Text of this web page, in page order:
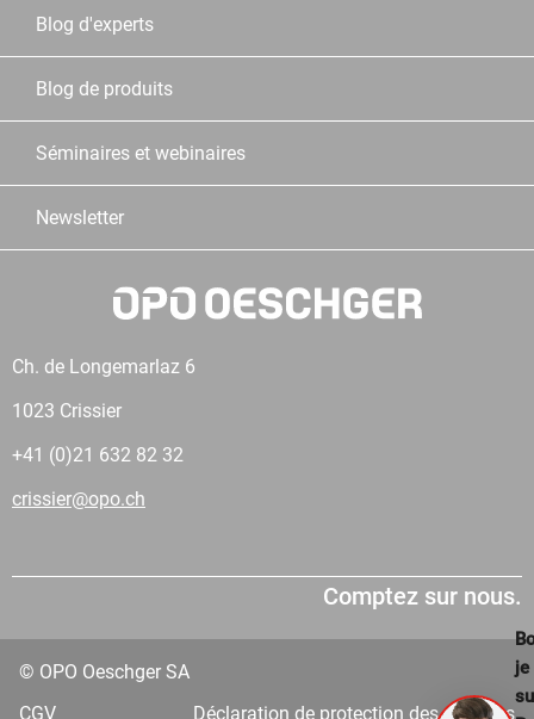
Blog d'experts
Blog de produits
Séminaires et webinaires
Newsletter
Ch. de Longemarlaz 6
1023 Crissier
+41 (0)21 632 82 32
crissier@opo.ch
Comptez sur nous.
© OPO Oeschger SA
CGV
Déclaration de protection des données
je